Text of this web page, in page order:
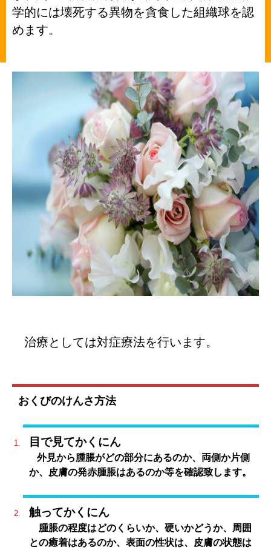
学的には壊死する異物を貪食した組織球を認
めます。
治療としては対症療法を行います。
おくびのけんさ方法
目で見てかくにん
外見から腫脹がどの部分にあるのか、両側か片側
か、皮膚の発赤腫脹はあるのか等を確認致します。
触ってかくにん
腫脹の程度はどのくらいか、硬いかどうか、周囲
との癒着はあるのか、表面の性状は、皮膚の状態は